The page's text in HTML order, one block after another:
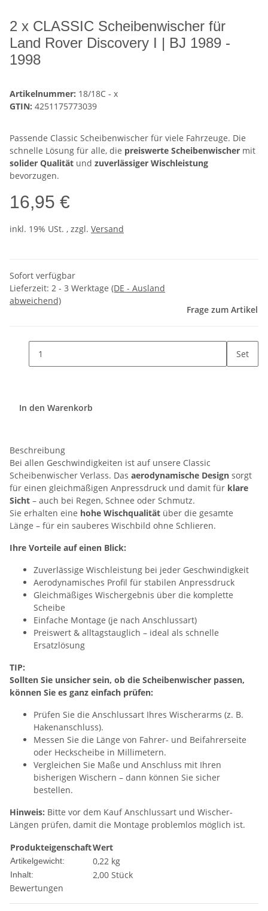
2 x CLASSIC Scheibenwischer für
Land Rover Discovery I | BJ 1989 -
1998
Artikelnummer: 18/18C - x
GTIN: 4251175773039
Passende Classic Scheibenwischer für viele Fahrzeuge. Die
schnelle Lösung für alle, die preiswerte Scheibenwischer mit
solider Qualität und zuverlässiger Wischleistung
bevorzugen.
16,95 €
inkl. 19% USt. , zzgl. Versand
Sofort verfügbar
Lieferzeit: 2 - 3 Werktage (DE - Ausland
abweichend)
Frage zum Artikel
Set
In den Warenkorb
Beschreibung
Bei allen Geschwindigkeiten ist auf unsere Classic
Scheibenwischer Verlass. Das aerodynamische Design sorgt
für einen gleichmäßigen Anpressdruck und damit für klare
Sicht – auch bei Regen, Schnee oder Schmutz.
Sie erhalten eine hohe Wischqualität über die gesamte
Länge – für ein sauberes Wischbild ohne Schlieren.
Ihre Vorteile auf einen Blick:
Zuverlässige Wischleistung bei jeder Geschwindigkeit
Aerodynamisches Profil für stabilen Anpressdruck
Gleichmäßiges Wischergebnis über die komplette
Scheibe
Einfache Montage (je nach Anschlussart)
Preiswert & alltagstauglich – ideal als schnelle
Ersatzlösung
TIP:
Sollten Sie unsicher sein, ob die Scheibenwischer passen,
können Sie es ganz einfach prüfen:
Prüfen Sie die Anschlussart Ihres Wischerarms (z. B.
Hakenanschluss).
Messen Sie die Länge von Fahrer- und Beifahrerseite
oder Heckscheibe in Millimetern.
Vergleichen Sie Maße und Anschluss mit Ihren
bisherigen Wischern – dann können Sie sicher
bestellen.
Hinweis: Bitte vor dem Kauf Anschlussart und Wischer-
Längen prüfen, damit die Montage problemlos möglich ist.
ProdukteigenschaftWert
Artikelgewicht: 0,22 kg
Inhalt:
2,00 Stück
Bewertungen